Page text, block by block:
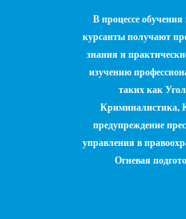
В процессе
курсанты получают
знания и
изучению
таких как
Криминалистика,
предупреждение
управления в
Огневая